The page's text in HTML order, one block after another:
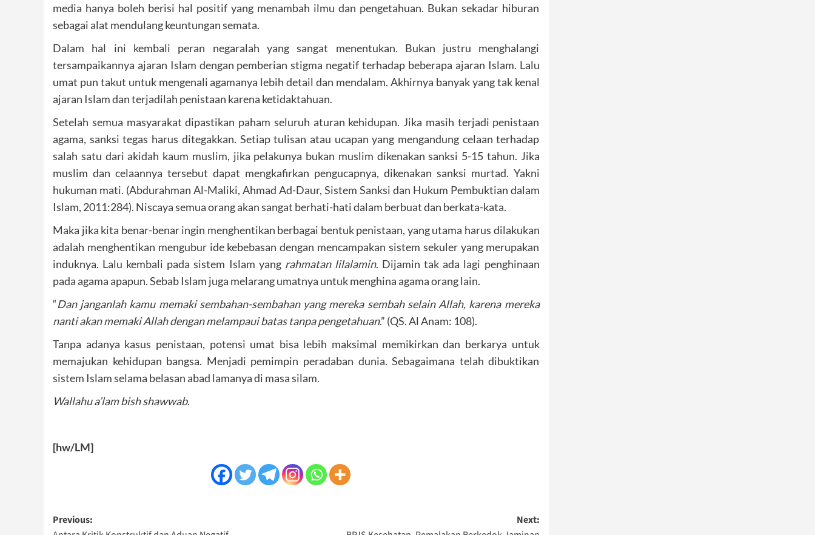
media hanya boleh berisi hal positif yang menambah ilmu dan pengetahuan. Bukan sekadar hiburan
sebagai alat mendulang keuntungan semata.
Dalam hal ini kembali peran negaralah yang sangat menentukan. Bukan justru menghalangi
tersampaikannya ajaran Islam dengan pemberian stigma negatif terhadap beberapa ajaran Islam. Lalu
umat pun takut untuk mengenali agamanya lebih detail dan mendalam. Akhirnya banyak yang tak kenal
ajaran Islam dan terjadilah penistaan karena ketidaktahuan.
Setelah semua masyarakat dipastikan paham seluruh aturan kehidupan. Jika masih terjadi penistaan
agama, sanksi tegas harus ditegakkan. Setiap tulisan atau ucapan yang mengandung celaan terhadap
salah satu dari akidah kaum muslim, jika pelakunya bukan muslim dikenakan sanksi 5-15 tahun. Jika
muslim dan celaannya tersebut dapat mengkafirkan pengucapnya, dikenakan sanksi murtad. Yakni
hukuman mati. (Abdurahman Al-Maliki, Ahmad Ad-Daur, Sistem Sanksi dan Hukum Pembuktian dalam
Islam, 2011:284). Niscaya semua orang akan sangat berhati-hati dalam berbuat dan berkata-kata.
Maka jika kita benar-benar ingin menghentikan berbagai bentuk penistaan, yang utama harus dilakukan
adalah menghentikan mengubur ide kebebasan dengan mencampakan sistem sekuler yang merupakan
induknya. Lalu kembali pada sistem Islam yang rahmatan lilalamin. Dijamin tak ada lagi penghinaan
pada agama apapun. Sebab Islam juga melarang umatnya untuk menghina agama orang lain.
“Dan janganlah kamu memaki sembahan-sembahan yang mereka sembah selain Allah, karena mereka
nanti akan memaki Allah dengan melampaui batas tanpa pengetahuan.” (QS. Al Anam: 108).
Tanpa adanya kasus penistaan, potensi umat bisa lebih maksimal memikirkan dan berkarya untuk
memajukan kehidupan bangsa. Menjadi pemimpin peradaban dunia. Sebagaimana telah dibuktikan
sistem Islam selama belasan abad lamanya di masa silam.
Wallahu a’lam bish shawwab.
[hw/LM]
Post
Previous:
Next: